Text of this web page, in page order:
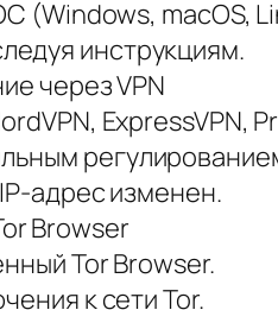
(Windows, macOS,
инструкциям.
через VPN
ExpressVPN,
адрес изменен.
Browser
Tor Browser.
к сети Tor.